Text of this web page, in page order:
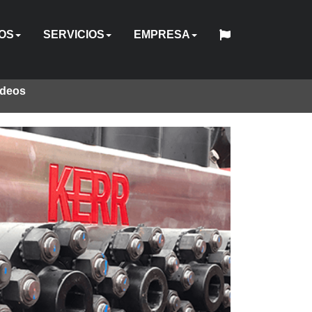
SUJETADORES
ACCESORIOS
BOMBAS
SERVICIOS
REPARACIÓN
Y
CALIBRACIÓN
ALQUILER
DE
EQUIPOS
INGENIERÍA
PERSONALIZADA
SOFTWARE
CANJE
DE
HERRAMIENTAS
HY-
CARE
CAPACITACIÓN
EMPRESA
QUIÉNES
INDUSTRIAS
HYTORC
UBICACIONES
CARRERAS
CONTACTO